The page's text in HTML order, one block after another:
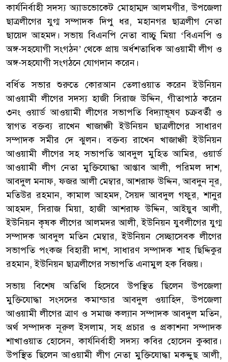
কার্যনির্বাহী সদস্য অ্যাডভোকেট মোহাম্মদ আলমগীর, উপজেলা
ছাত্রলীগের যুগ্ম সম্পাদক দিপু ধর, মহানগর ছাত্রলীগ নেতা
ছায়েদ আহমদ। সভায় বিএনপি নেতা বাচ্চু মিয়া ‘বিএনপি ও
অঙ্গ-সহযোগী সংগঠন’ থেকে প্রায় অর্ধশতাধিক আওয়ামী লীগ ও
অঙ্গ-সহযোগী সংগঠনে যোগদান করেন।
বর্ধিত সভার শুরুতে কোরআন তেলাওয়াত করেন ইউনিয়ন
আওয়ামী লীগের সদস্য হাজী সিরাজ উদ্দিন, গীতাপাঠ করেন
৩নং ওয়ার্ড আওয়ামী লীগের সভাপতি বিদ্যাভূষণ চক্রবর্তী ও
স্বাগত বক্তব্য রাখেন খাজাঞ্চী ইউনিয়ন ছাত্রলীগের সাধারণ
সম্পাদক সমীর দে ঝুলন। বক্তব্য রাখেন খাজাঞ্চী ইউনিয়ন
আওয়ামী লীগের সহ সভাপতি আবদুল মুহিত আমির, ওয়ার্ড
আওয়ামী লীগ নেতা মুক্তিযোদ্ধা আপ্তাব আলী, পরিমল দাশ,
আবদুল মনাফ, ফজর আলী মেম্বার, আশরাফ উদ্দিন, আবদুন নূর,
মতিউর রহমান, কামাল আহমদ, সৈয়দ আবদুল গফুর, শানুর
আহমদ, সিরাজ মিয়া, হাজী আশরাফ উদ্দিন, আইয়ুব আলী,
ইউনিয়ন কৃষক লীগের আলমদর আলী, ইউনিয়ন যুবলীগের যুগ্ম
সম্পাদক আবদুল মতিন মেম্বার, ইউনিয়ন সেচ্ছাসেবক লীগের
সভাপতি পংকজ বিহারী দাশ, সাধারণ সম্পাদক শাহ ছিদ্দিকুর
রহমান, ইউনিয়ন ছাত্রলীগের সভাপতি এনামুল হক বিজয়।
সভায় বিশেষ অতিথি হিসেবে উপস্থিত ছিলেন উপজেলা
মুক্তিযোদ্ধা সংসদের কমান্ডার আবদুল ওয়াহিদ, উপজেলা
আওয়ামী লীগের ত্রাণ ও সমাজ কল্যান সম্পাদক আবদুল মতিন,
অর্থ সম্পাদক নূরুল ইসলাম, সহ প্রচার ও প্রকাশনা সম্পাদক
শাখাওয়াত হোসেন, কার্যনির্বাহী সদস্য কবির হোসেন কুব্বার।
উপস্থিত ছিলেন আওয়ামী লীগ নেতা মুক্তিযোদ্ধা মকদ্দুছ আলী,